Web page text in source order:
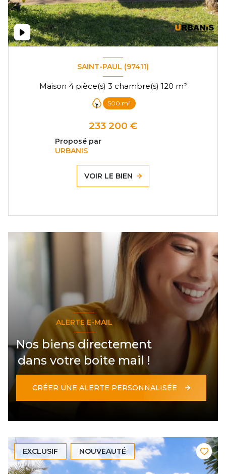
SAINT-PAUL (97411)
Maison 4 pièce(s) 3 chambre(s) 120 m²
500 m²
233 200 €
Proposé par
URBANIS
VOIR LE BIEN
ALERTE E-MAIL
Nos biens directement
dans votre boite mail !
CRÉER UNE ALERTE PERSONNALISÉE
EXCLUSIF NOUVEAUTÉ